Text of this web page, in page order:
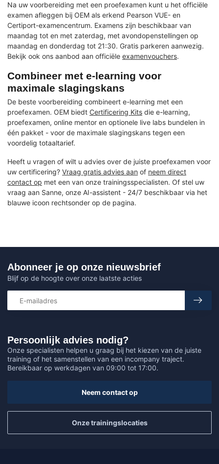
Na uw voorbereiding met een proefexamen kunt u het officiële
examen afleggen bij OEM als erkend Pearson VUE- en
Certiport-examencentrum. Examens zijn beschikbaar van
maandag tot en met zaterdag, met avondopenstellingen op
maandag en donderdag tot 21:30. Gratis parkeren aanwezig.
Bekijk ook ons aanbod aan officiële examenvouchers.
Combineer met e-learning voor
maximale slagingskans
De beste voorbereiding combineert e-learning met een
proefexamen. OEM biedt Certificering Kits die e-learning,
proefexamen, online mentor en optionele live labs bundelen in
één pakket - voor de maximale slagingskans tegen een
voordelig totaaltarief.
Heeft u vragen of wilt u advies over de juiste proefexamen voor
uw certificering? Vraag gratis advies aan of neem direct
contact op met een van onze trainingsspecialisten. Of stel uw
vraag aan Sanne, onze AI-assistent - 24/7 beschikbaar via het
blauwe icoon rechtsonder op de pagina.
Persoonlijk advies nodig?
Onze specialisten helpen u graag bij het kiezen van de juiste
training of het samenstellen van een incompany traject.
Bereikbaar op werkdagen van 09:00 tot 17:00.
Neem contact op
Onze trainingslocaties
Abonneer je op onze nieuwsbrief
Blijf op de hoogte over onze laatste acties